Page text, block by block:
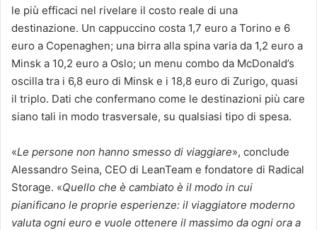
le più efficaci nel rivelare il costo reale di una
destinazione. Un cappuccino costa 1,7 euro a Torino e 6
euro a Copenaghen; una birra alla spina varia da 1,2 euro a
Minsk a 10,2 euro a Oslo; un menu combo da McDonald’s
oscilla tra i 6,8 euro di Minsk e i 18,8 euro di Zurigo, quasi
il triplo. Dati che confermano come le destinazioni più care
siano tali in modo trasversale, su qualsiasi tipo di spesa.
«Le persone non hanno smesso di viaggiare», conclude
Alessandro Seina, CEO di LeanTeam e fondatore di Radical
Storage. «Quello che è cambiato è il modo in cui
pianificano le proprie esperienze: il viaggiatore moderno
valuta ogni euro e vuole ottenere il massimo da ogni ora a